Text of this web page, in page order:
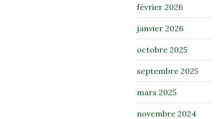
février 2026
janvier 2026
octobre 2025
septembre 2025
mars 2025
novembre 2024